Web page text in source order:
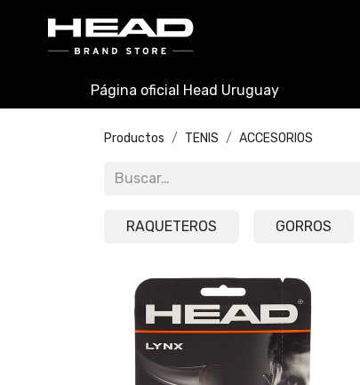
Página oficial Head Uruguay
Productos TENIS ACCESORIOS
RAQUETEROS GORROS